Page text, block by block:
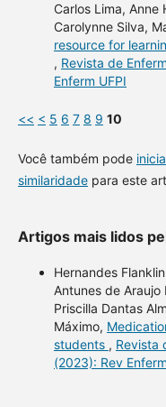
Carlos Lima, Anne
Carolynne Silva,
resource for
, Revista de
Enferm UFPI
<< < 5 6 7 8 9 10
Você também pode
similaridadepara este
Artigos mais lidos
Hernandes
Antunes de Araujo
Priscilla Dantas
Máximo,
students , Revista
(2023): Rev